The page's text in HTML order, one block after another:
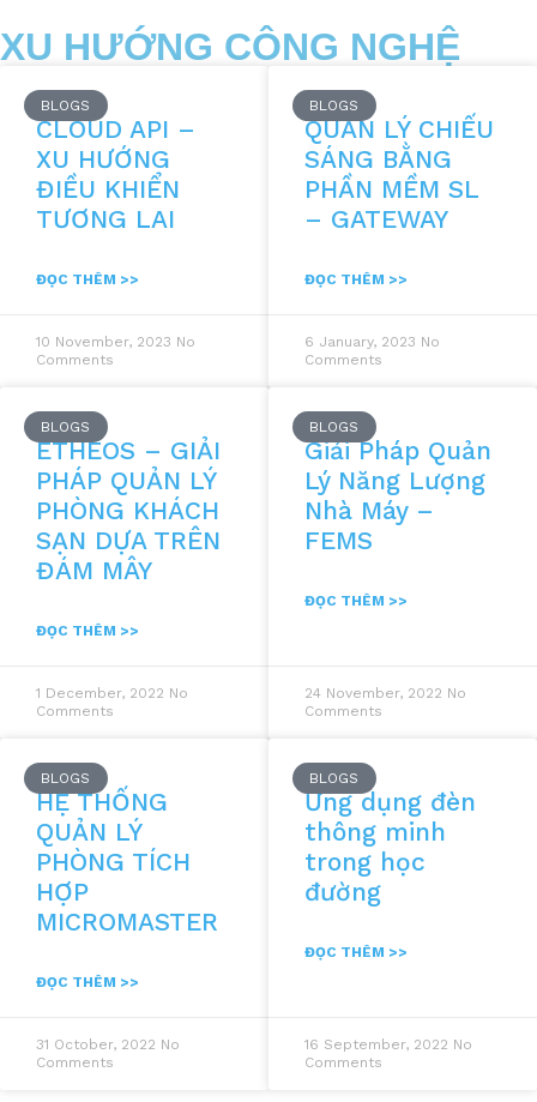
XU HƯỚNG CÔNG NGHỆ
BLOGS
CLOUD API –
XU HƯỚNG
ĐIỀU KHIỂN
TƯƠNG LAI
ĐỌC THÊM >>
10 November, 2023 No
Comments
BLOGS
QUẢN LÝ CHIẾU
SÁNG BẰNG
PHẦN MỀM SL
– GATEWAY
ĐỌC THÊM >>
6 January, 2023 No
Comments
BLOGS
ETHEOS – GIẢI
PHÁP QUẢN LÝ
PHÒNG KHÁCH
SẠN DỰA TRÊN
ĐÁM MÂY
ĐỌC THÊM >>
1 December, 2022 No
Comments
BLOGS
Giải Pháp Quản
Lý Năng Lượng
Nhà Máy –
FEMS
ĐỌC THÊM >>
24 November, 2022 No
Comments
BLOGS
HỆ THỐNG
QUẢN LÝ
PHÒNG TÍCH
HỢP
MICROMASTER
ĐỌC THÊM >>
31 October, 2022 No
Comments
BLOGS
Ứng dụng đèn
thông minh
trong học
đường
ĐỌC THÊM >>
16 September, 2022 No
Comments